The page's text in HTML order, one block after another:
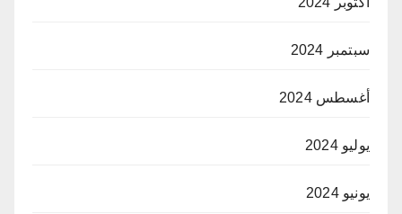
سبتمبر 2024
أغسطس 2024
يوليو 2024
يونيو 2024